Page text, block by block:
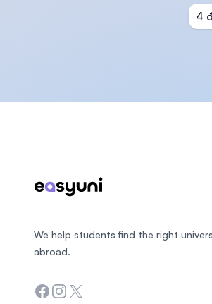
4
We help students find the right
abroad.
Facebook
Instagram
Twitter